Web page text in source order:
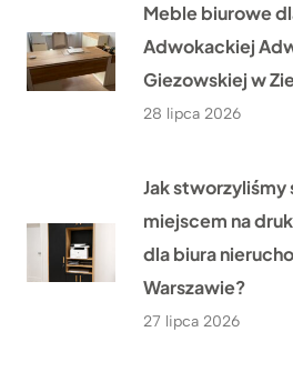
Meble biurowe
Adwokackiej
Giezowskiej w
28 lipca 2026
Jak stworzyliśmy
miejscem na
dla biura
Warszawie?
27 lipca 2026